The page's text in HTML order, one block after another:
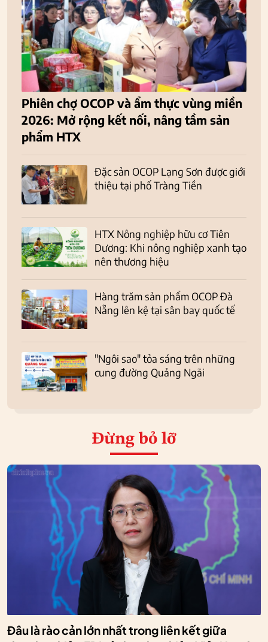
Phiên chợ OCOP và ẩm thực vùng miền
2026: Mở rộng kết nối, nâng tầm sản
phẩm HTX
Đặc sản OCOP Lạng Sơn được giới
thiệu tại phố Tràng Tiền
HTX Nông nghiệp hữu cơ Tiên
Dương: Khi nông nghiệp xanh tạo
nên thương hiệu
Hàng trăm sản phẩm OCOP Đà
Nẵng lên kệ tại sân bay quốc tế
"Ngôi sao" tỏa sáng trên những
cung đường Quảng Ngãi
Đừng bỏ lỡ
Đâu là rào cản lớn nhất trong liên kết giữa